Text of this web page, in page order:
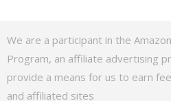
We are a participant in the
Program, an affiliate advertising
provide a means for us to earn
and affiliated sites